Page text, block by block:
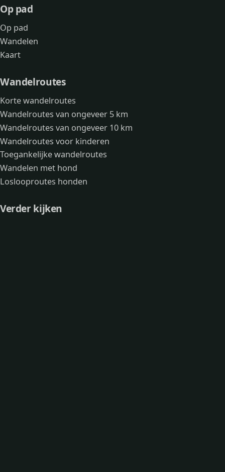
Op pad
Op pad
Wandelen
Kaart
Wandelroutes
Korte wandelroutes
Wandelroutes van ongeveer 5 km
Wandelroutes van ongeveer 10 km
Wandelroutes voor kinderen
Toegankelijke wandelroutes
Wandelen met hond
Loslooproutes honden
Verder kijken